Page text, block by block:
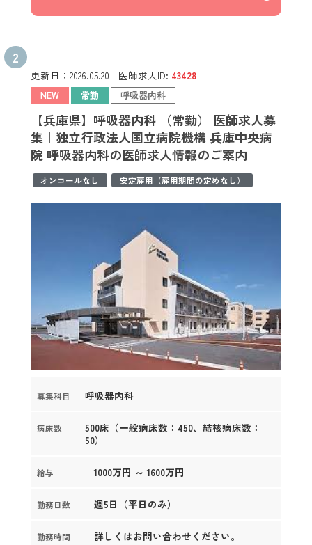
更新日： 2026.05.20 医師求人ID: 43428
NEW 常勤 呼吸器内科
【兵庫県】呼吸器内科 （常勤） 医師求人募
集｜独立行政法人国立病院機構 兵庫中央病
院 呼吸器内科の医師求人情報のご案内
オンコールなし 安定雇用（雇用期間の定めなし）
募集科目 呼吸器内科
病床数
500床（一般病床数：450、結核病床数：
50）
給与 1000万円 ～ 1600万円
勤務日数 週5日（平日のみ）
勤務時間 詳しくはお問い合わせください。